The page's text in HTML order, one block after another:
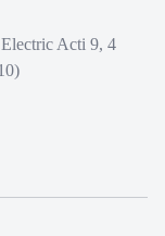
Acti 9, 4